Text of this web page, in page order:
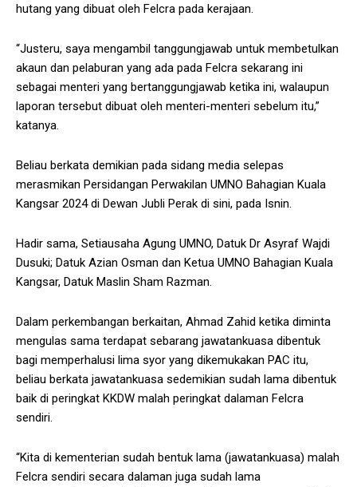
hutang yang dibuat oleh Felcra pada kerajaan.
“Justeru, saya mengambil tanggungjawab untuk membetulkan
akaun dan pelaburan yang ada pada Felcra sekarang ini
sebagai menteri yang bertanggungjawab ketika ini, walaupun
laporan tersebut dibuat oleh menteri-menteri sebelum itu,”
katanya.
Beliau berkata demikian pada sidang media selepas
merasmikan Persidangan Perwakilan UMNO Bahagian Kuala
Kangsar 2024 di Dewan Jubli Perak di sini, pada Isnin.
Hadir sama, Setiausaha Agung UMNO, Datuk Dr Asyraf Wajdi
Dusuki; Datuk Azian Osman dan Ketua UMNO Bahagian Kuala
Kangsar, Datuk Maslin Sham Razman.
Dalam perkembangan berkaitan, Ahmad Zahid ketika diminta
mengulas sama terdapat sebarang jawatankuasa dibentuk
bagi memperhalusi lima syor yang dikemukakan PAC itu,
beliau berkata jawatankuasa sedemikian sudah lama dibentuk
baik di peringkat KKDW malah peringkat dalaman Felcra
sendiri.
“Kita di kementerian sudah bentuk lama (jawatankuasa) malah
Felcra sendiri secara dalaman juga sudah lama